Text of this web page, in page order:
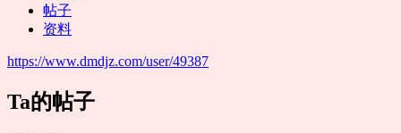
帖子
资料
https://www.dmdjz.com/user/49387
Ta的帖子